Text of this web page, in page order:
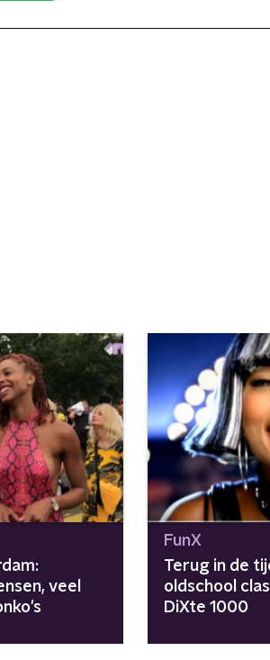
veel
FunX
Terug in de
oldschool
DiXte 1000